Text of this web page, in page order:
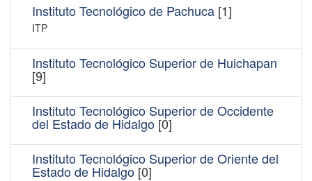
Instituto Tecnológico de Pachuca [1]
ITP
Instituto Tecnológico Superior de Huichapan
[9]
Instituto Tecnológico Superior de Occidente
del Estado de Hidalgo [0]
Instituto Tecnológico Superior de Oriente del
Estado de Hidalgo [0]